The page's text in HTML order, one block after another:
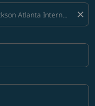
close